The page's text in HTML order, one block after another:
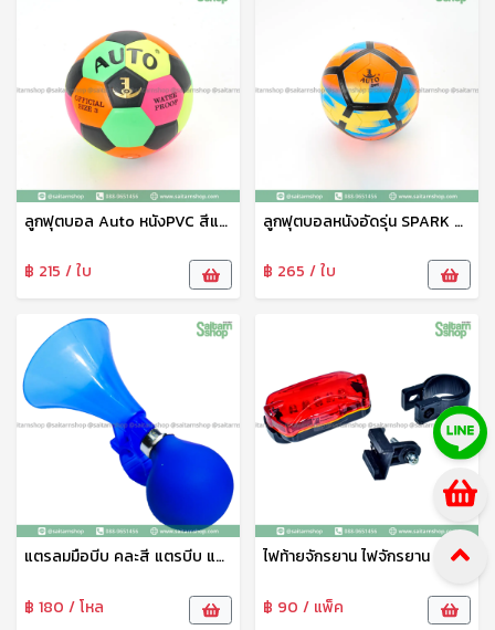
ลูกฟุตบอล Auto หนังPVC สีแฟนซี สำหรับเด็ก No.3
฿ 215 / ใบ
ลูกฟุตบอลหนังอัดรุ่น SPARK AUTO Sport No.5 สีสะท้อนแสง
฿ 265 / ใบ
แตรลมมือบีบ คละสี แตรบีบ แตรลม แตรขายของ แตรจักรยานเด็ก แตรพลาสติกเนื้อดี ทนทาน
฿ 180 / โหล
ไฟท้ายจักรยาน ไฟจักรยาน Bicycle warning light ไฟท้ายLED ไฟท้ายจักรยานLED กระพริบ กันน้ำ ทนทาน
฿ 90 / แพ็ค